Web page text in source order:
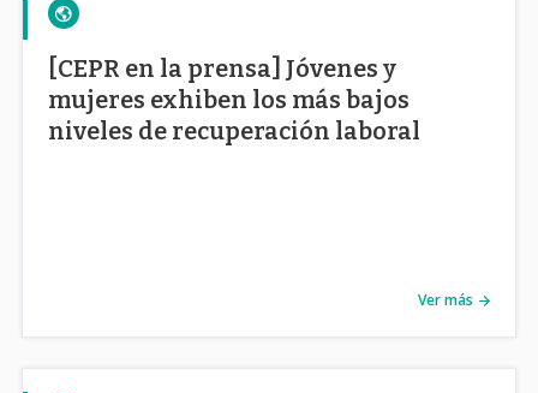
[CEPR en la prensa] Jóvenes y
mujeres exhiben los más bajos
niveles de recuperación laboral
Ver más